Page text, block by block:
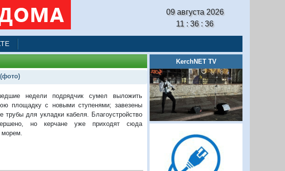
09 августа 2026
11 : 36 : 37
недели подрядчик сумел выложить
площадку с новыми ступенями; завезены
трубы для укладки кабеля. Благоустройство
но керчане уже приходят сюда
KerchNET TV